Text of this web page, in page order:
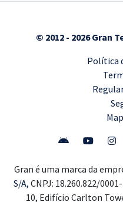
© 2012 - 2026 Gran
Política
Gran é uma marca da
S/A, CNPJ: 18.260.822/
10, Edifício Carlton